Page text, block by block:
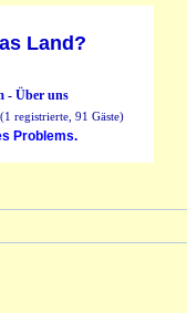
Land?
- Über uns
registrierte, 91 Gäste)
Problems.